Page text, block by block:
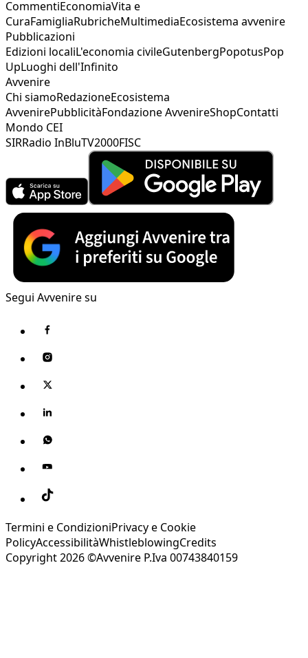
CommentiEconomiaVita e
CuraFamigliaRubricheMultimediaEcosistema avvenire
Pubblicazioni
Edizioni localiL'economia civileGutenbergPopotusPop
UpLuoghi dell'Infinito
Avvenire
Chi siamoRedazioneEcosistema
AvvenirePubblicitàFondazione AvvenireShopContatti
Mondo CEI
SIRRadio InBluTV2000FISC
Segui Avvenire su
Termini e CondizioniPrivacy e Cookie
PolicyAccessibilitàWhistleblowingCredits
Copyright 2026 ©Avvenire P.Iva 00743840159